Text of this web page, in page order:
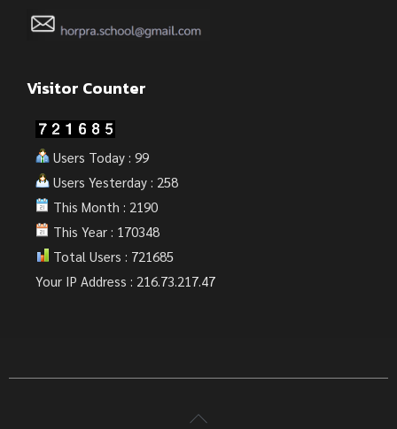
Visitor Counter
Users Today : 99
Users Yesterday : 258
This Month : 2190
This Year : 170348
Total Users : 721685
Your IP Address : 216.73.217.47